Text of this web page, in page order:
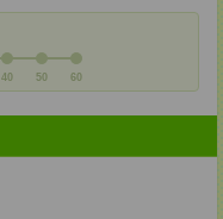
40 50 60